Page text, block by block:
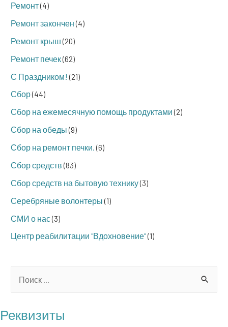
Ремонт(4)
Ремонт закончен(4)
Ремонт крыш(20)
Ремонт печек(62)
С Праздником! (21)
Сбор(44)
Сбор на ежемесячную помощь продуктами(2)
Сбор на обеды(9)
Сбор на ремонт печки.(6)
Сбор средств(83)
Сбор средств на бытовую технику(3)
Серебряные волонтеры(1)
СМИ о нас(3)
Центр реабилитации "Вдохновение"(1)
r
Реквизиты